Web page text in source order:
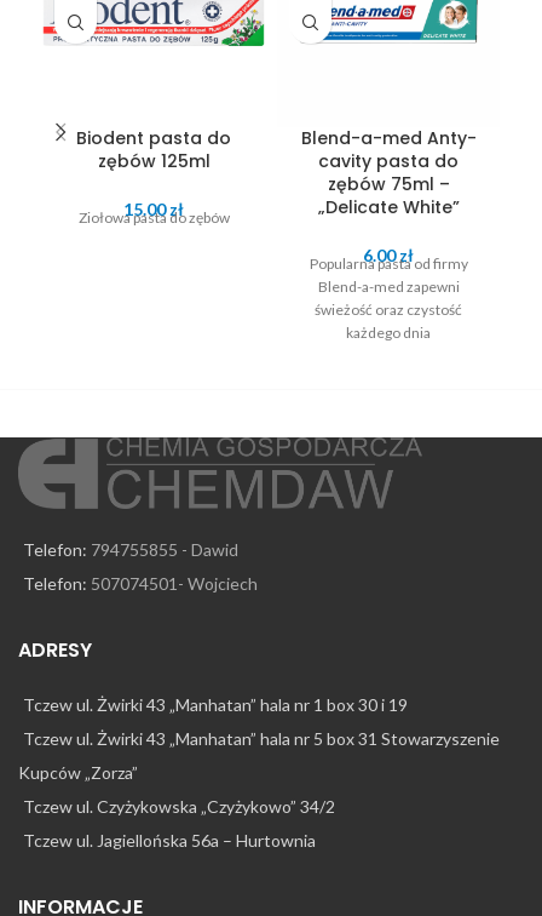
Biodent pasta do
zębów 125ml
15.00zł
Ziołowa pasta do zębów
Blend-a-med Anty-
cavity pasta do
zębów 75ml –
„Delicate White”
6.00zł
Popularna pasta od firmy
Blend-a-med zapewni
świeżość oraz czystość
każdego dnia
Telefon: 794755855 - Dawid
Telefon: 507074501- Wojciech
ADRESY
Tczew ul. Żwirki 43 „Manhatan” hala nr 1 box 30 i 19
Tczew ul. Żwirki 43 „Manhatan” hala nr 5 box 31 Stowarzyszenie
Kupców „Zorza”
Tczew ul. Czyżykowska „Czyżykowo” 34/2
Tczew ul. Jagiellońska 56a – Hurtownia
INFORMACJE